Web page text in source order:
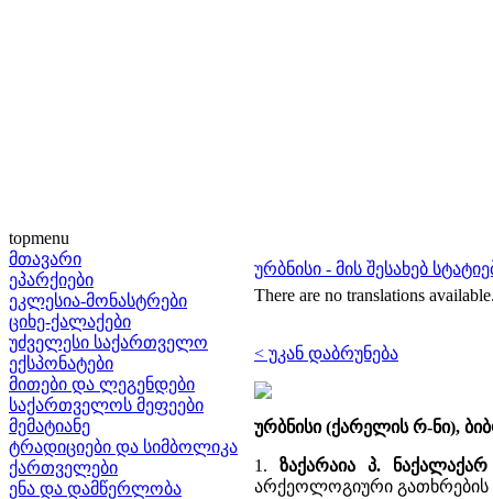
topmenu
მთავარი
ეპარქიები
ეკლესია-მონასტრები
ციხე-ქალაქები
უძველესი საქართველო
ექსპონატები
მითები და ლეგენდები
საქართველოს მეფეები
მემატიანე
ტრადიციები და სიმბოლიკა
ქართველები
ენა და დამწერლობა
ურბნისი - მის შესახებ
There are no translations
< უკან დაბრუნება
ურბნისი (ქარელის რ-ნი),
1.ზაქარაია პ.
არქეოლოგიური გათხრების